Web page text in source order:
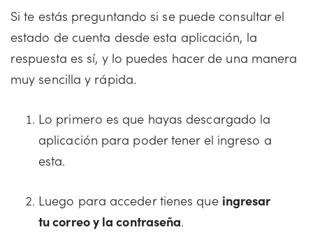
Si te estás preguntando si se puede consultar el
estado de cuenta desde esta aplicación, la
respuesta es sí, y lo puedes hacer de una manera
muy sencilla y rápida.
Lo primero es que hayas descargado la
aplicación para poder tener el ingreso a
esta.
Luego para acceder tienes que ingresar
tu correo y la contraseña.